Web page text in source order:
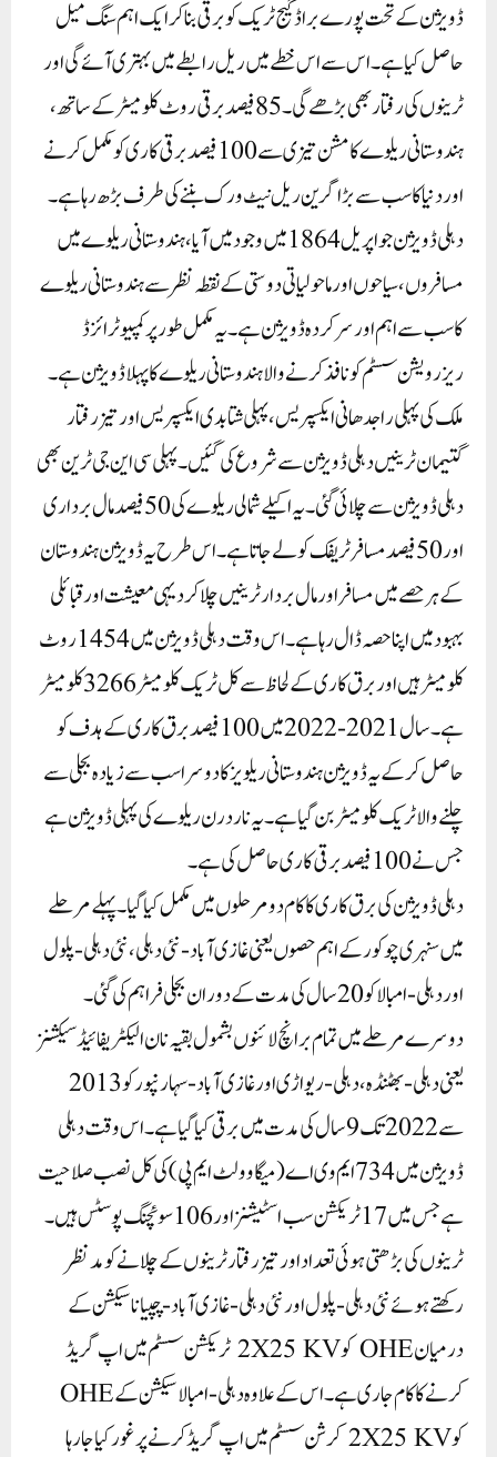
ڈویژن کے تحت پورے براڈ گیج ٹریک کو برقی بنا کر ایک اہم سنگ میل
حاصل کیا ہے۔ اس سے اس خطے میں ریل رابطے میں بہتری آئے گی اور
ٹرینوں کی رفتار بھی بڑھے گی۔ 85فیصد برقی روٹ کلومیٹر کے ساتھ،
ہندوستانی ریلوے کا مشن تیزی سے 100فیصد برقی کاری کو مکمل کرنے
اور دنیا کا سب سے بڑا گرین ریل نیٹ ورک بننے کی طرف بڑھ رہا ہے۔
دہلی ڈویژن جو اپریل 1864 میں وجود میں آیا، ہندوستانی ریلوے میں
مسافروں، سیاحوں اور ماحولیاتی دوستی کے نقطہ نظر سے ہندوستانی ریلوے
کا سب سے اہم اور سرکردہ ڈویژن ہے۔ یہ مکمل طور پر کمپیوٹرائزڈ
ریزرویشن سسٹم کو نافذ کرنے والا ہندوستانی ریلوے کا پہلا ڈویژن ہے۔
ملک کی پہلی راجدھانی ایکسپریس، پہلی شتابدی ایکسپریس اور تیز رفتار
گتیمان ٹرینیں دہلی ڈویژن سے شروع کی گئیں۔ پہلی سی این جی ٹرین بھی
دہلی ڈویژن سے چلائی گئی۔ یہ اکیلے شمالی ریلوے کی 50 فیصد مال برداری
اور 50 فیصد مسافر ٹریفک کو لے جاتا ہے۔ اس طرح یہ ڈویژن ہندوستان
کے ہر حصے میں مسافر اور مال بردار ٹرینیں چلا کر دیہی معیشت اور قبائلی
بہبود میں اپنا حصہ ڈال رہا ہے۔ اس وقت دہلی ڈویژن میں 1454 روٹ
کلومیٹر ہیں اور برق کاری کے لحاظ سے کل ٹریک کلومیٹر 3266 کلومیٹر
ہے۔ سال 2021-2022 میں 100فیصد برق کاری کے ہدف کو
حاصل کرکے یہ ڈویژن ہندوستانی ریلویز کا دوسرا سب سے زیادہ بجلی سے
چلنے والا ٹریک کلومیٹر بن گیا ہے۔ یہ ناردرن ریلوے کی پہلی ڈویژن ہے
جس نے 100فیصد برقی کاری حاصل کی ہے۔
دہلی ڈویژن کی برق کاری کا کام دو مرحلوں میں مکمل کیا گیا۔ پہلے مرحلے
میں سنہری چوکور کے اہم حصوں یعنی غازی آباد-نئی دہلی، نئی دہلی-پلول
اور دہلی-امبالا کو 20 سال کی مدت کے دوران بجلی فراہم کی گئی۔
دوسرے مرحلے میں تمام برانچ لائنوں بشمول بقیہ نان الیکٹریفائیڈ سیکشنز
یعنی دہلی-بھٹنڈہ، دہلی-ریواڑی اور غازی آباد -سہارنپور کو 2013
سے 2022 تک 9سال کی مدت میں برقی کیا گیا ہے۔ اس وقت دہلی
ڈویژن میں 734 ایم وی اے (میگا وولٹ ایم پی) کی کل نصب صلاحیت
ہے جس میں 17 ٹریکشن سب اسٹیشنز اور 106 سوئچنگ پوسٹس ہیں۔
ٹرینوں کی بڑھتی ہوئی تعداد اور تیز رفتار ٹرینوں کے چلانے کو مدنظر
رکھتے ہوئے نئی دہلی-پلول اور نئی دہلی- غازی آباد-چپیانا سیکشن کے
درمیان OHE کو 2X25 KV ٹریکشن سسٹم میں اپ گریڈ
کرنے کا کام جاری ہے۔ اس کے علاوہ دہلی- امبالا سیکشن کے OHE
کو 2X25 KV کرشن سسٹم میں اپ گریڈ کرنے پر غور کیا جا رہا